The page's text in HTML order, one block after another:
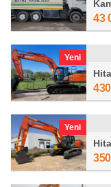
43
Yeni
Yeni